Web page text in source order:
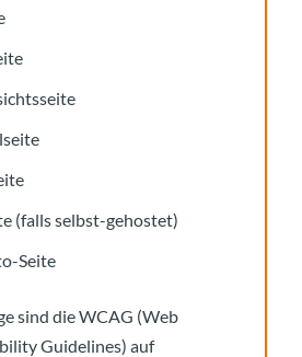
(falls selbst-gehostet)
Seite
sind die WCAG (Web
Guidelines) auf